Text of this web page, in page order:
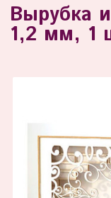
Вырубка
1,2 мм, 1